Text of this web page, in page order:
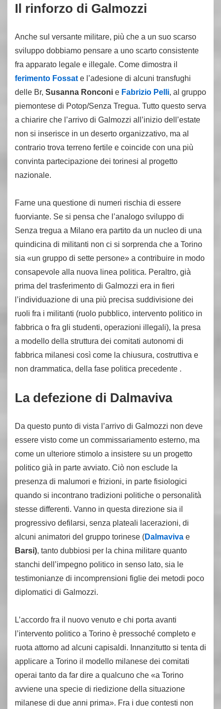
Il rinforzo di Galmozzi
Anche sul versante militare, più che a un suo scarso
sviluppo dobbiamo pensare a uno scarto consistente
fra apparato legale e illegale. Come dimostra il
ferimento Fossat e l’adesione di alcuni transfughi
delle Br, Susanna Ronconi e Fabrizio Pelli, al gruppo
piemontese di Potop/Senza Tregua. Tutto questo serva
a chiarire che l’arrivo di Galmozzi all’inizio dell’estate
non si inserisce in un deserto organizzativo, ma al
contrario trova terreno fertile e coincide con una più
convinta partecipazione dei torinesi al progetto
nazionale.
Farne una questione di numeri rischia di essere
fuorviante. Se si pensa che l’analogo sviluppo di
Senza tregua a Milano era partito da un nucleo di una
quindicina di militanti non ci si sorprenda che a Torino
sia «un gruppo di sette persone» a contribuire in modo
consapevole alla nuova linea politica. Peraltro, già
prima del trasferimento di Galmozzi era in fieri
l’individuazione di una più precisa suddivisione dei
ruoli fra i militanti (ruolo pubblico, intervento politico in
fabbrica o fra gli studenti, operazioni illegali), la presa
a modello della struttura dei comitati autonomi di
fabbrica milanesi così come la chiusura, costruttiva e
non drammatica, della fase politica precedente .
La defezione di Dalmaviva
Da questo punto di vista l’arrivo di Galmozzi non deve
essere visto come un commissariamento esterno, ma
come un ulteriore stimolo a insistere su un progetto
politico già in parte avviato. Ciò non esclude la
presenza di malumori e frizioni, in parte fisiologici
quando si incontrano tradizioni politiche o personalità
stesse differenti. Vanno in questa direzione sia il
progressivo defilarsi, senza plateali lacerazioni, di
alcuni animatori del gruppo torinese (Dalmaviva e
Barsi), tanto dubbiosi per la china militare quanto
stanchi dell’impegno politico in senso lato, sia le
testimonianze di incomprensioni figlie dei metodi poco
diplomatici di Galmozzi.
L’accordo fra il nuovo venuto e chi porta avanti
l’intervento politico a Torino è pressoché completo e
ruota attorno ad alcuni capisaldi. Innanzitutto si tenta di
applicare a Torino il modello milanese dei comitati
operai tanto da far dire a qualcuno che «a Torino
avviene una specie di riedizione della situazione
milanese di due anni prima». Fra i due contesti non